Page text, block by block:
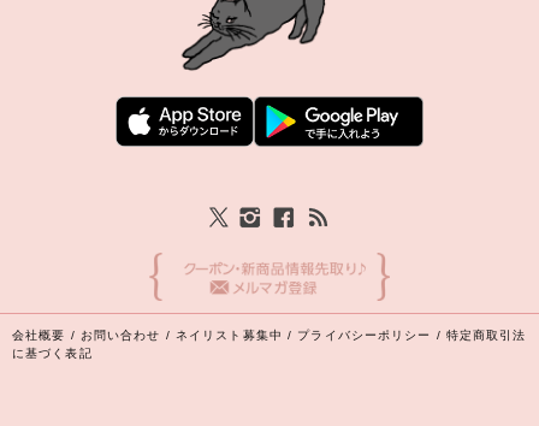
会社概要 / お問い合わせ / ネイリスト募集中 / プライバシーポリシー / 特定商取引法
に基づく表記